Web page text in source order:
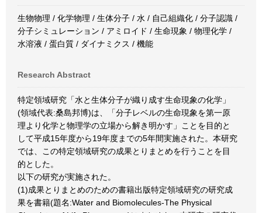
生物物理 / 化学物理 / 生体分子 / 水 / 自己組織化 / 分子認識 /
分子シミュレーション / アミロイド / 生命現象 / 物理化学 /
水溶液 / 蛋白質 / ダイナミクス / 機能
Research Abstract
特定領域研究「水と生体分子が織り成す生命現象の化学」
(領域代表:桑島邦博)は、「分子レベルの生命現象を第一原
理より化学と物理学の立場から解き明かす」ことを目的と
して平成15年度から19年度までの5年間実施された。本研究
では、この特定領域研究の成果とりまとめを行うことを目
的とした。
以下の研究が実施された。
(1)成果とりまとめのための書籍出版特定領域研究の研究成
果を書籍(題名:Water and Biomolecules-The Physical